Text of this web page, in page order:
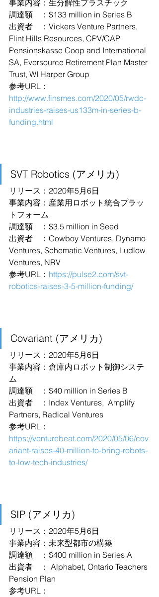
事業内容：生分解性プラスチック
調達額　：$133 million in Series B
出資者　：Vickers Venture Partners,
Flint Hills Resources, CPV/CAP
Pensionskasse Coop and International
SA, Eversource Retirement Plan Master
Trust, WI Harper Group
参考URL：
http://www.finsmes.com/2020/05/rwdc-
industries-raises-us133m-in-series-b-
funding.html
SVT Robotics (アメリカ)
リリース：2020年5月6日
事業内容：産業用ロボット統合プラッ
トフォーム
調達額　：$3.5 million in Seed
出資者　：Cowboy Ventures, Dynamo
Ventures, Schematic Ventures, Ludlow
Ventures, NRV
参考URL： https://pulse2.com/svt-
robotics-raises-3-5-million-funding/
Covariant (アメリカ)
リリース：2020年5月6日
事業内容：倉庫内ロボット制御システ
ム
調達額　：$40 million in Series B
出資者　：Index Ventures,  Amplify
Partners, Radical Ventures
参考URL：
https://venturebeat.com/2020/05/06/cov
ariant-raises-40-million-to-bring-robots-
to-low-tech-industries/
SIP (アメリカ)
リリース：2020年5月6日
事業内容：未来型都市の構築
調達額　：$400 million in Series A
出資者　： Alphabet, Ontario Teachers
Pension Plan
参考URL：